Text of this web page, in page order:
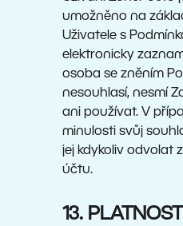
umožněno na
Uživatele s
elektronicky
osoba se zněním
nesouhlasí, nesmí
ani používat. V
minulosti svůj
jej kdykoliv odvolat
účtu.
13.